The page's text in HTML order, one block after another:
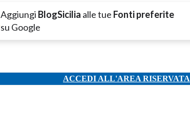
Aggiungi BlogSicilia alle tue Fonti preferite
su Google
ACCEDI ALL'AREA RISERVATA